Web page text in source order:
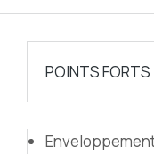
POINTS FORTS